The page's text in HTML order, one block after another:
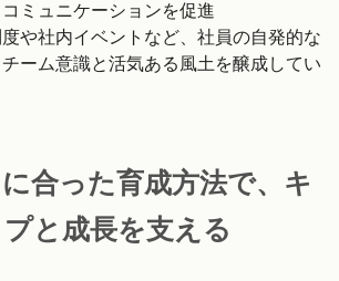
ミュニケーションを促進
や社内イベントなど、社員の自発的な
ーム意識と活気ある風土を醸成してい
合った育成方法で、キ
と成長を支える